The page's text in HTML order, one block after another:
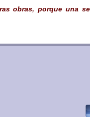
obras, porque una